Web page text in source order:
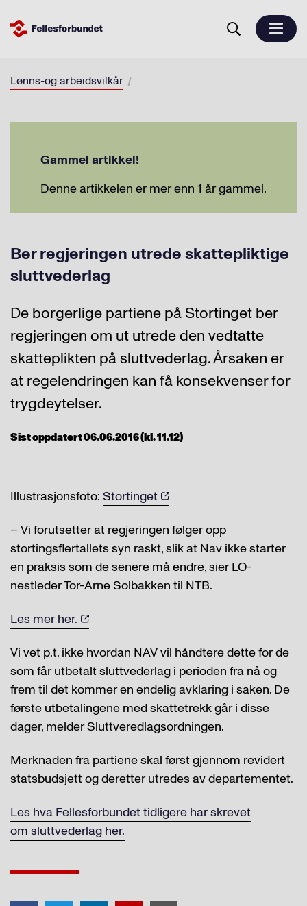
Lønns-og arbeidsvilkår
Gammel artikkel!
Denne artikkelen er mer enn 1 år gammel.
Ber regjeringen utrede skattepliktige
sluttvederlag
De borgerlige partiene på Stortinget ber
regjeringen om ut utrede den vedtatte
skatteplikten på sluttvederlag. Årsaken er
at regelendringen kan få konsekvenser for
trygdeytelser.
Sist oppdatert 06.06.2016 (kl. 11.12)
Illustrasjonsfoto: Stortinget
– Vi forutsetter at regjeringen følger opp
stortingsflertallets syn raskt, slik at Nav ikke starter
en praksis som de senere må endre, sier LO-
nestleder Tor-Arne Solbakken til NTB.
Les mer her.
Vi vet p.t. ikke hvordan NAV vil håndtere dette for de
som får utbetalt sluttvederlag i perioden fra nå og
frem til det kommer en endelig avklaring i saken. De
første utbetalingene med skattetrekk går i disse
dager, melder Sluttveredlagsordningen.
Merknaden fra partiene skal først gjennom revidert
statsbudsjett og deretter utredes av departementet.
Les hva Fellesforbundet tidligere har skrevet
om sluttvederlag her.